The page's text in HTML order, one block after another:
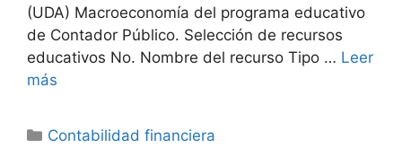
(UDA) Macroeconomía del programa educativo
de Contador Público. Selección de recursos
educativos No. Nombre del recurso Tipo … Leer
más
Categorías
Contabilidad financiera